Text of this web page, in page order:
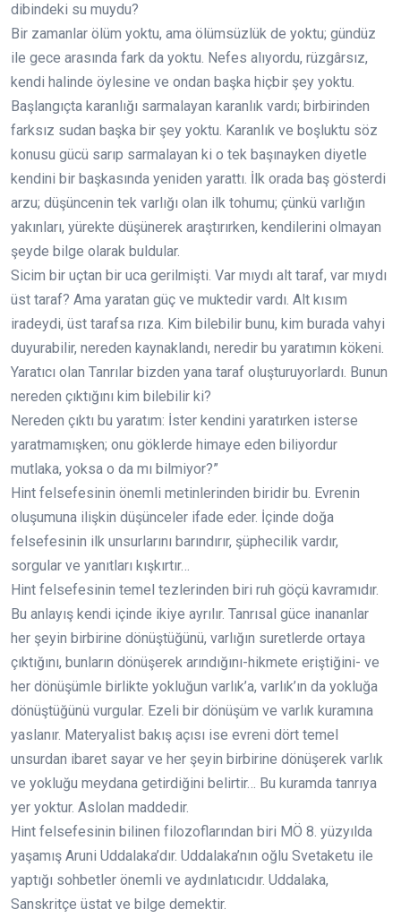
dibindeki su muydu?
Bir zamanlar ölüm yoktu, ama ölümsüzlük de yoktu; gündüz
ile gece arasında fark da yoktu. Nefes alıyordu, rüzgârsız,
kendi halinde öylesine ve ondan başka hiçbir şey yoktu.
Başlangıçta karanlığı sarmalayan karanlık vardı; birbirinden
farksız sudan başka bir şey yoktu. Karanlık ve boşluktu söz
konusu gücü sarıp sarmalayan ki o tek başınayken diyetle
kendini bir başkasında yeniden yarattı. İlk orada baş gösterdi
arzu; düşüncenin tek varlığı olan ilk tohumu; çünkü varlığın
yakınları, yürekte düşünerek araştırırken, kendilerini olmayan
şeyde bilge olarak buldular.
Sicim bir uçtan bir uca gerilmişti. Var mıydı alt taraf, var mıydı
üst taraf? Ama yaratan güç ve muktedir vardı. Alt kısım
iradeydi, üst tarafsa rıza. Kim bilebilir bunu, kim burada vahyi
duyurabilir, nereden kaynaklandı, neredir bu yaratımın kökeni.
Yaratıcı olan Tanrılar bizden yana taraf oluşturuyorlardı. Bunun
nereden çıktığını kim bilebilir ki?
Nereden çıktı bu yaratım: İster kendini yaratırken isterse
yaratmamışken; onu göklerde himaye eden biliyordur
mutlaka, yoksa o da mı bilmiyor?”
Hint felsefesinin önemli metinlerinden biridir bu. Evrenin
oluşumuna ilişkin düşünceler ifade eder. İçinde doğa
felsefesinin ilk unsurlarını barındırır, şüphecilik vardır,
sorgular ve yanıtları kışkırtır…
Hint felsefesinin temel tezlerinden biri ruh göçü kavramıdır.
Bu anlayış kendi içinde ikiye ayrılır. Tanrısal güce inananlar
her şeyin birbirine dönüştüğünü, varlığın suretlerde ortaya
çıktığını, bunların dönüşerek arındığını-hikmete eriştiğini- ve
her dönüşümle birlikte yokluğun varlık’a, varlık’ın da yokluğa
dönüştüğünü vurgular. Ezeli bir dönüşüm ve varlık kuramına
yaslanır. Materyalist bakış açısı ise evreni dört temel
unsurdan ibaret sayar ve her şeyin birbirine dönüşerek varlık
ve yokluğu meydana getirdiğini belirtir… Bu kuramda tanrıya
yer yoktur. Aslolan maddedir.
Hint felsefesinin bilinen filozoflarından biri MÖ 8. yüzyılda
yaşamış Aruni Uddalaka’dır. Uddalaka’nın oğlu Svetaketu ile
yaptığı sohbetler önemli ve aydınlatıcıdır. Uddalaka,
Sanskritçe üstat ve bilge demektir.